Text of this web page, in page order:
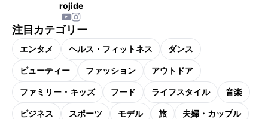
rojide
注目カテゴリー
エンタメ ヘルス・フィットネス ダンス
ビューティー ファッション アウトドア
ファミリー・キッズ フード ライフスタイル 音楽
ビジネス スポーツ モデル 旅 夫婦・カップル